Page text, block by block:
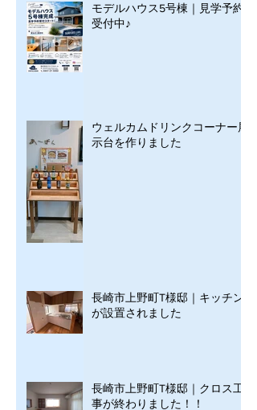
モデルハウス5号棟｜見学予約
受付中♪
ウェルカムドリンクコーナー展
示台を作りました
長崎市上野町T様邸｜キッチン
が設置されました
長崎市上野町T様邸｜クロス工
事が終わりました！！